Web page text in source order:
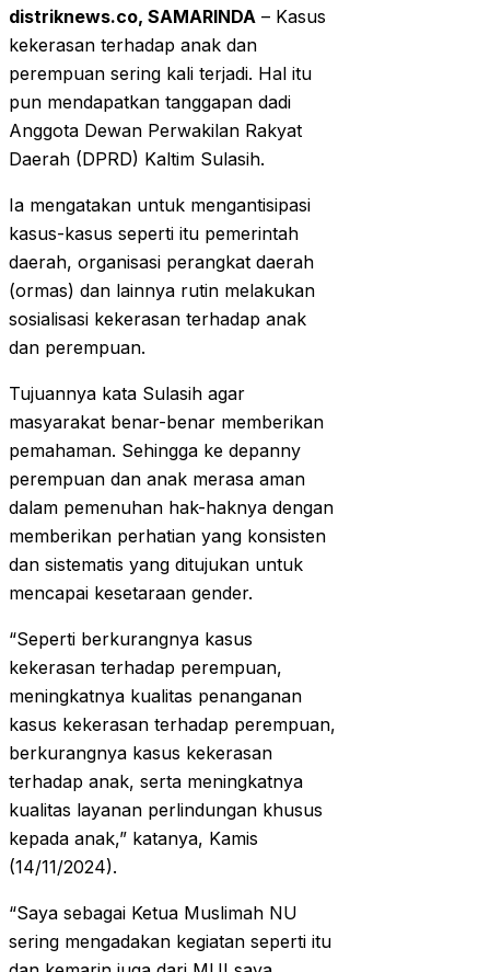
distriknews.co, SAMARINDA – Kasus
kekerasan terhadap anak dan
perempuan sering kali terjadi. Hal itu
pun mendapatkan tanggapan dadi
Anggota Dewan Perwakilan Rakyat
Daerah (DPRD) Kaltim Sulasih.
Ia mengatakan untuk mengantisipasi
kasus-kasus seperti itu pemerintah
daerah, organisasi perangkat daerah
(ormas) dan lainnya rutin melakukan
sosialisasi kekerasan terhadap anak
dan perempuan.
Tujuannya kata Sulasih agar
masyarakat benar-benar memberikan
pemahaman. Sehingga ke depanny
perempuan dan anak merasa aman
dalam pemenuhan hak-haknya dengan
memberikan perhatian yang konsisten
dan sistematis yang ditujukan untuk
mencapai kesetaraan gender.
“Seperti berkurangnya kasus
kekerasan terhadap perempuan,
meningkatnya kualitas penanganan
kasus kekerasan terhadap perempuan,
berkurangnya kasus kekerasan
terhadap anak, serta meningkatnya
kualitas layanan perlindungan khusus
kepada anak,” katanya, Kamis
(14/11/2024).
“Saya sebagai Ketua Muslimah NU
sering mengadakan kegiatan seperti itu